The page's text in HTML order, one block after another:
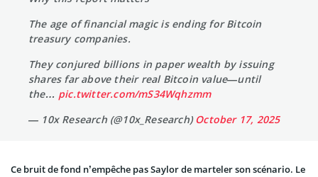
The age of financial magic is ending for Bitcoin
treasury companies.
They conjured billions in paper wealth by issuing
shares far above their real Bitcoin value—until
the… pic.twitter.com/mS34Wqhzmm
— 10x Research (@10x_Research)October 17, 2025
Ce bruit de fond n’empêche pas Saylor de marteler son scénario. Le